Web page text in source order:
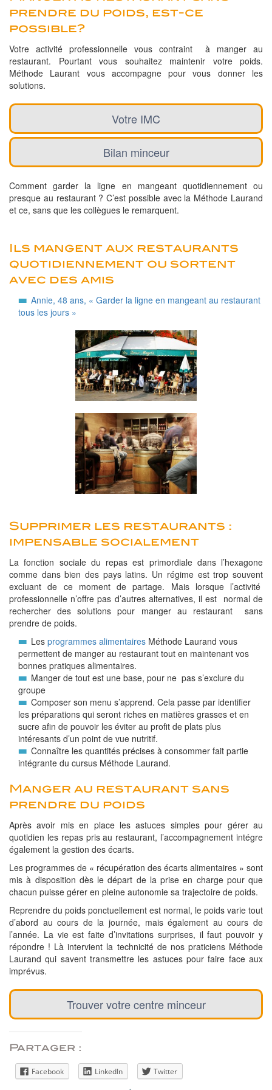
prendre du poids, est-ce
possible?
Votre activité professionnelle vous contraint à manger au
restaurant. Pourtant vous souhaitez maintenir votre poids.
Méthode Laurant vous accompagne pour vous donner les
solutions.
Votre IMC
Bilan minceur
Comment garder la ligne en mangeant quotidiennement ou
presque au restaurant ? C’est possible avec la Méthode Laurand
et ce, sans que les collègues le remarquent.
Ils mangent aux restaurants
quotidiennement ou sortent
avec des amis
Annie, 48 ans, « Garder la ligne en mangeant au restaurant
tous les jours »
Supprimer les restaurants :
impensable socialement
La fonction sociale du repas est primordiale dans l’hexagone
comme dans bien des pays latins. Un régime est trop souvent
excluant de ce moment de partage. Mais lorsque l’activité
professionnelle n’offre pas d’autres alternatives, il est normal de
rechercher des solutions pour manger au restaurant sans
prendre de poids.
Les programmes alimentaires Méthode Laurand vous
permettent de manger au restaurant tout en maintenant vos
bonnes pratiques alimentaires.
Manger de tout est une base, pour ne pas s’exclure du
groupe
Composer son menu s’apprend. Cela passe par identifier
les préparations qui seront riches en matières grasses et en
sucre afin de pouvoir les éviter au profit de plats plus
intéresants d’un point de vue nutritif.
Connaître les quantités précises à consommer fait partie
intégrante du cursus Méthode Laurand.
Manger au restaurant sans
prendre du poids
Après avoir mis en place les astuces simples pour gérer au
quotidien les repas pris au restaurant, l’accompagnement intégre
également la gestion des écarts.
Les programmes de « récupération des écarts alimentaires » sont
mis à disposition dès le départ de la prise en charge pour que
chacun puisse gérer en pleine autonomie sa trajectoire de poids.
Reprendre du poids ponctuellement est normal, le poids varie tout
d’abord au cours de la journée, mais également au cours de
l’année. La vie est faite d’invitations surprises, il faut pouvoir y
répondre ! Là intervient la technicité de nos praticiens Méthode
Laurand qui savent transmettre les astuces pour faire face aux
imprévus.
Trouver votre centre minceur
Partager :
Facebook LinkedIn Twitter